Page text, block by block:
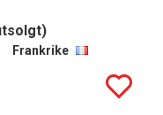
Frankrike